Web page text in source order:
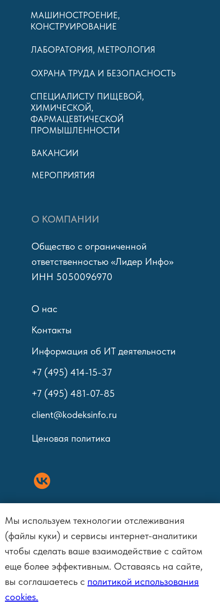
Мы используем технологии отслеживания
(файлы куки) и сервисы интернет-аналитики
чтобы сделать ваше взаимодействие с сайтом
еще более эффективным. Оставаясь на сайте,
вы соглашаетесь с политикой использования
cookies.
МАШИНОСТРОЕНИЕ,
КОНСТРУИРОВАНИЕ
ЛАБОРАТОРИЯ, МЕТРОЛОГИЯ
ОХРАНА ТРУДА И БЕЗОПАСНОСТЬ
СПЕЦИАЛИСТУ ПИЩЕВОЙ,
ХИМИЧЕСКОЙ,
ФАРМАЦЕВТИЧЕСКОЙ
ПРОМЫШЛЕННОСТИ
Политика обработки персональных
данных
ВАКАНСИИ
МЕРОПРИЯТИЯ
Сайт использует файлы cookies.
Условия использования см. в
Политике использования cookies.
+7 (495) 414-15-37
+7 (495) 481-07-85
client@kodeksinfo.ru
Информация об ИТ деятельности
Ценовая политика
Контакты
О нас
О КОМПАНИИ
Общество с ограниченной
ответственностью «Лидер Инфо»
ИНН 5050096970